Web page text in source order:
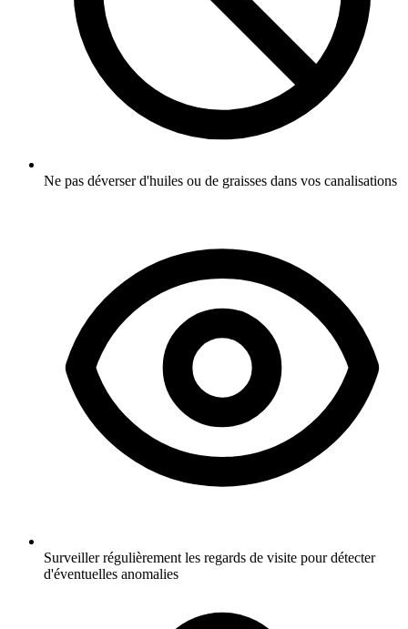
Ne pas déverser d'huiles ou de graisses dans vos canalisations
Surveiller régulièrement les regards de visite pour détecter
d'éventuelles anomalies